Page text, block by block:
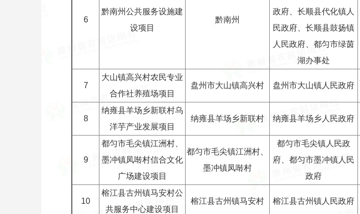
6
黔南州公共服务设施建
设项目
黔南州
政府、长顺县代化镇人
民政府、长顺县鼓扬镇
人民政府、都匀市绿茵
湖办事处
7
大山镇高兴村农民专业
合作社养殖场项目
盘州市大山镇高兴村 盘州市大山镇人民政府
8
纳雍县羊场乡新联村乌
洋芋产业发展项目
纳雍县羊场乡新联村 纳雍县羊场乡人民政府
9
都匀市毛尖镇江洲村、
墨冲镇凤啭村信合文化
广场建设项目
都匀市毛尖镇江洲村、
墨冲镇凤啭村
都匀市毛尖镇人民政
府、都匀市墨冲镇人民
政府
10
榕江县古州镇马安村公
共服务中心建设项目
榕江县古州镇马安村 榕江县古州镇人民政府